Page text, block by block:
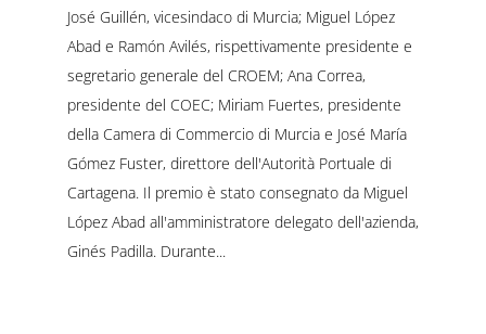
José Guillén, vicesindaco di Murcia; Miguel López
Abad e Ramón Avilés, rispettivamente presidente e
segretario generale del CROEM; Ana Correa,
presidente del COEC; Miriam Fuertes, presidente
della Camera di Commercio di Murcia e José María
Gómez Fuster, direttore dell'Autorità Portuale di
Cartagena. Il premio è stato consegnato da Miguel
López Abad all'amministratore delegato dell'azienda,
Ginés Padilla. Durante